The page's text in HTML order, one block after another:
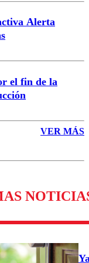
Alerta
el fin de la
VER MÁS